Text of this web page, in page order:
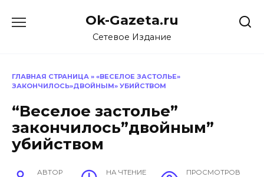
Ok-Gazeta.ru
Сетевое Издание
ГЛАВНАЯ СТРАНИЦА » «ВЕСЕЛОЕ ЗАСТОЛЬЕ»
ЗАКОНЧИЛОСЬ»ДВОЙНЫМ» УБИЙСТВОМ
“Веселое застолье”
закончилось”двойным”
убийством
АВТОР НА ЧТЕНИЕ ПРОСМОТРОВ